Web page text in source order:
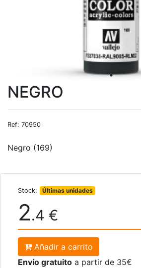
NEGRO
Ref: 70950
Negro (169)
Stock: Últimas unidades
2.4 €
Añadir a carrito
Envío gratuito a partir de 35€